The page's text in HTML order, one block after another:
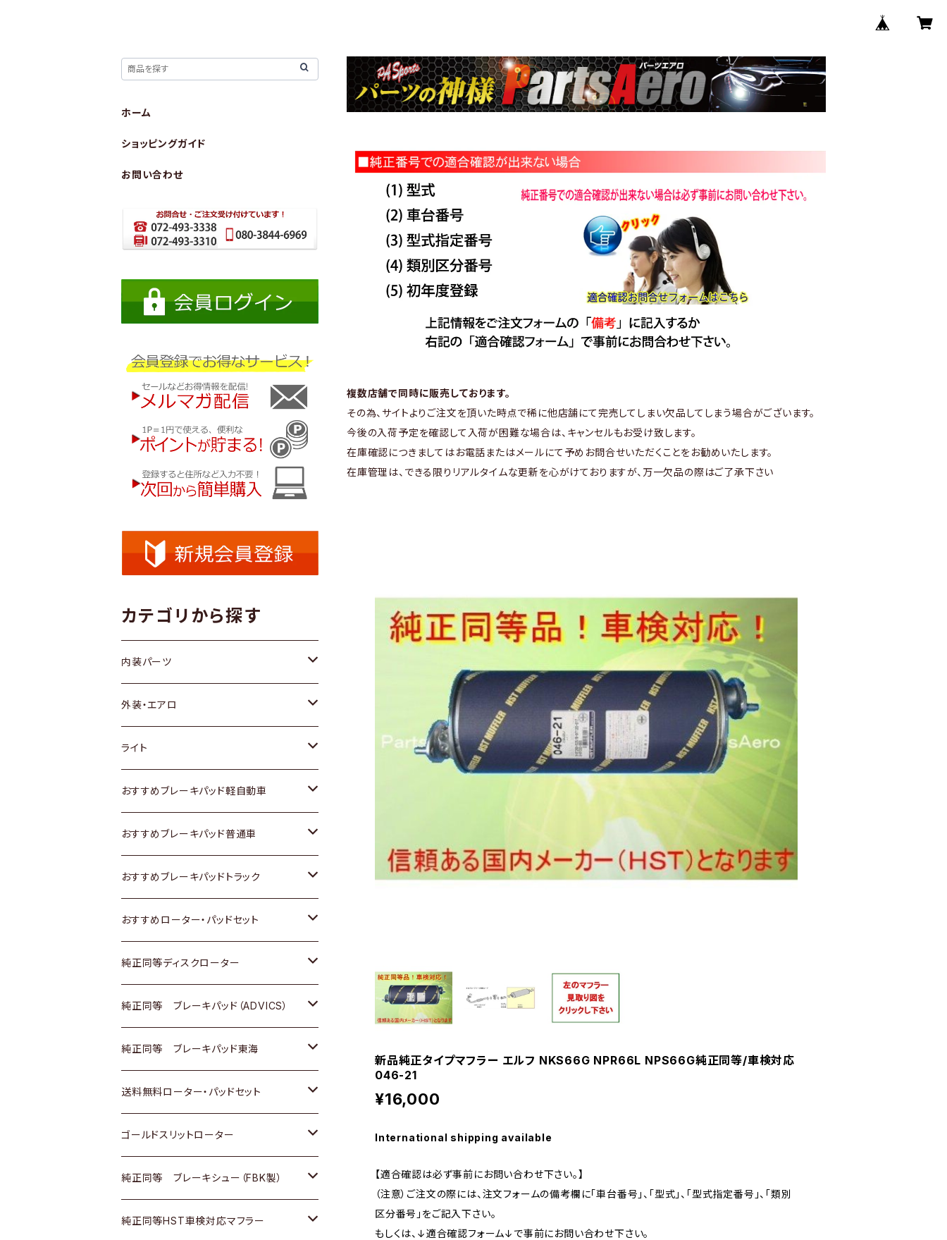
複数店舗で同時に販売しております。
その為、サイトよりご注文を頂いた時点で稀に他店舗にて完売してしまい欠品してしまう場合がございます。
今後の入荷予定を確認して入荷が困難な場合は、キャンセルもお受け致します。
在庫確認につきましてはお電話またはメールにて予めお問合せいただくことをお勧めいたします。
在庫管理は、できる限りリアルタイムな更新を心がけておりますが、万一欠品の際はご了承下さい
新品純正タイプマフラー エルフ NKS66G NPR66L NPS66G純正同等/車検対応
046-21
¥16,000
International shipping available
【適合確認は必ず事前にお問い合わせ下さい。】
（注意）ご注文の際には、注文フォームの備考欄に「車台番号」、「型式」、「型式指定番号」、「類別
区分番号」をご記入下さい。
もしくは、↓適合確認フォーム↓で事前にお問い合わせ下さい。
ホーム
ショッピングガイド
お問い合わせ
カテゴリから探す
内装パーツ
トヨタ
ホンダ
スズキ
日産
いすゞ
ダイハツ
マツダ
三菱
スバル
日野
三菱ふそう
ＢＭＷ
外装・エアロ
トヨタ
ホンダ
スズキ
日産
いすゞ
ダイハツ
マツダ
三菱
日野
三菱ふそう
ライト
トヨタ
スズキ
日産
いすゞ
ダイハツ
三菱
日野
三菱ふそう
その他
おすすめブレーキパッド軽自動車
トヨタ
ホンダ
スズキ
日産
ダイハツ
マツダ
三菱
スバル
おすすめブレーキパッド普通車
トヨタ
ホンダ
スズキ
日産
いすゞ
ダイハツ
マツダ
三菱
スバル
おすすめブレーキパッドトラック
トヨタ
日産
いすゞ
ダイハツ
マツダ
三菱
おすすめローター・パッドセット
トヨタ
ホンダ
スズキ
日産
ダイハツ
マツダ
三菱
純正同等ディスクローター
トヨタ
ホンダ
スズキ
日産
いすゞ
ダイハツ
純正同等 ブレーキパッド（ADVICS）
トヨタ
ホンダ
スズキ
日産
ダイハツ
純正同等 ブレーキパッド東海
トヨタ
ホンダ
日産
いすゞ
送料無料ローター・パッドセット
トヨタ
ホンダ
スズキ
ゴールドスリットローター
トヨタ
ホンダ
純正同等 ブレーキシュー（FBK製）
ホンダ
純正同等HST車検対応マフラー